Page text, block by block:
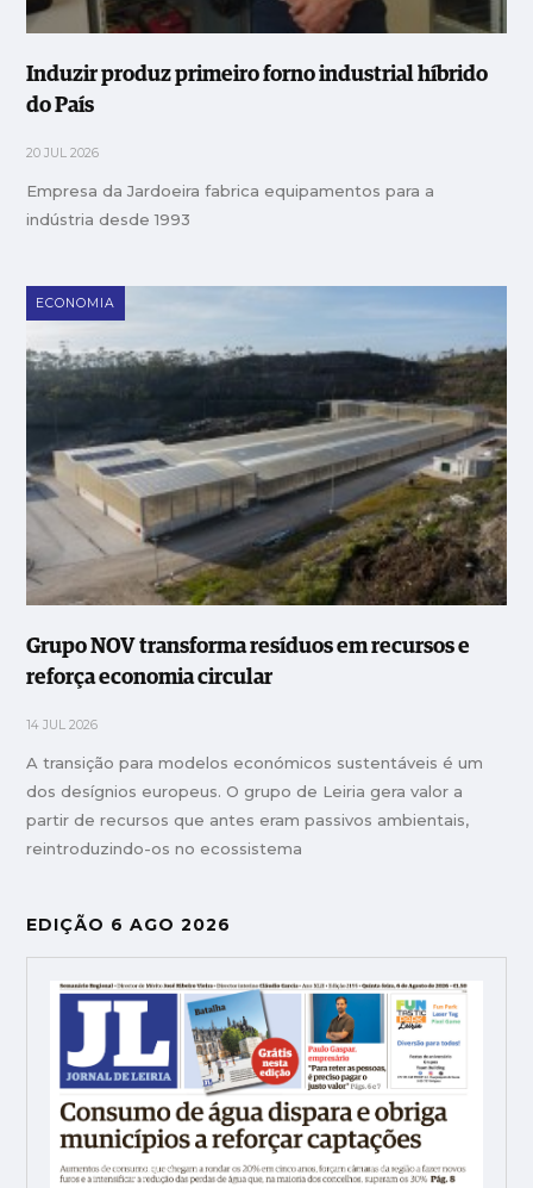
Induzir produz primeiro forno industrial híbrido
do País
20 JUL 2026
Empresa da Jardoeira fabrica equipamentos para a
indústria desde 1993
ECONOMIA
Grupo NOV transforma resíduos em recursos e
reforça economia circular
14 JUL 2026
A transição para modelos económicos sustentáveis é um
dos desígnios europeus. O grupo de Leiria gera valor a
partir de recursos que antes eram passivos ambientais,
reintroduzindo-os no ecossistema
EDIÇÃO 6 AGO 2026